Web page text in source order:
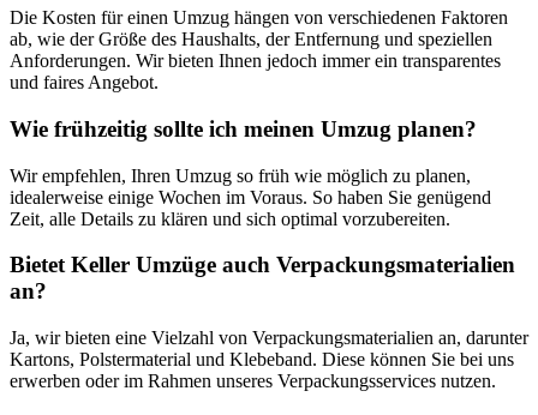
Die Kosten für einen Umzug hängen von verschiedenen Faktoren
ab, wie der Größe des Haushalts, der Entfernung und speziellen
Anforderungen. Wir bieten Ihnen jedoch immer ein transparentes
und faires Angebot.
Wie frühzeitig sollte ich meinen Umzug planen?
Wir empfehlen, Ihren Umzug so früh wie möglich zu planen,
idealerweise einige Wochen im Voraus. So haben Sie genügend
Zeit, alle Details zu klären und sich optimal vorzubereiten.
Bietet Keller Umzüge auch Verpackungsmaterialien
an?
Ja, wir bieten eine Vielzahl von Verpackungsmaterialien an, darunter
Kartons, Polstermaterial und Klebeband. Diese können Sie bei uns
erwerben oder im Rahmen unseres Verpackungsservices nutzen.